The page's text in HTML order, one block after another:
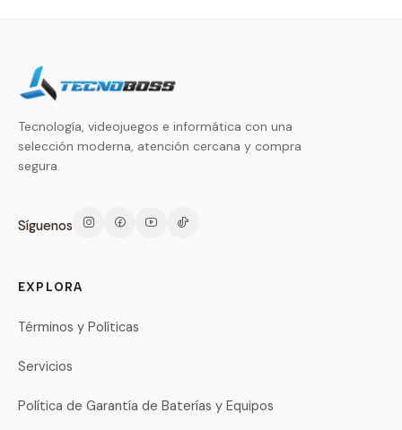
Tecnología, videojuegos e informática con una
selección moderna, atención cercana y compra
segura.
Síguenos
EXPLORA
Términos y Políticas
Servicios
Política de Garantía de Baterías y Equipos